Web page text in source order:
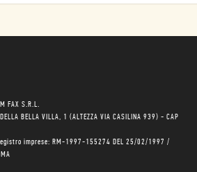
FAX S.R.L.
BELLA VILLA, 1 (ALTEZZA VIA CASILINA 939) - CAP
imprese: RM-1997-155274 DEL 25/02/1997 /